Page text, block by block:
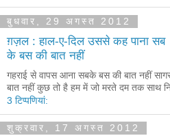
बुधवार, 29 अगस्त 2012
ग़ज़ल : हाल-ए-दिल उससे कह पाना सब
के बस की बात नहीं
गहराई से वापस आना सबके बस की बात नहीं
बात नहीं कुछ तो है हम में जो मरते दम तक साथ
3 टिप्‍पणियां:
शुक्रवार, 17 अगस्त 2012